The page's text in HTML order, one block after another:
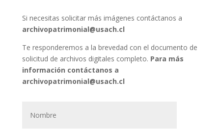
Si necesitas solicitar más imágenes contáctanos a
archivopatrimonial@usach.cl
Te responderemos a la brevedad con el documento de
solicitud de archivos digitales completo. Para más
información contáctanos a
archivopatrimonial@usach.cl